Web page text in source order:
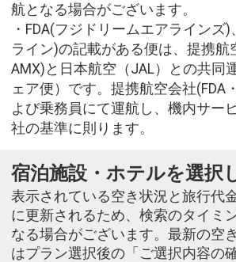
航となる場合がございます。
・FDA(フジドリームエアラインズ
ライン)の記載がある便は、提携航
AMX)と日本航空（JAL）との共同
ェア便）です。提携航空会社(FDA
よび乗務員にて運航し、機内サー
社の基準に則ります。
宿泊施設・ホテルを選択
表示されている空き状況と旅行代
に更新されるため、検索のタイミ
なる場合がございます。最新の空
はプラン選択後の「ご選択内容の